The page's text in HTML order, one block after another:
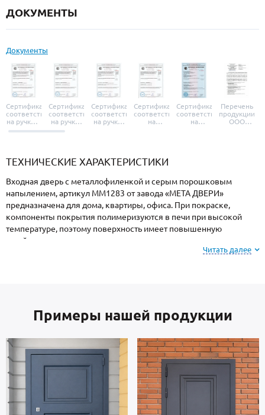
ДОКУМЕНТЫ
Документы
Сертификат
соответствия
на ручки и
броненакладки
Сертификат
соответствия
на ручки-
защелки
Сертификат
соответствия
на ручки-
Сертификат
соответствия
на
Сертификат
соответствия
на
Перечень
продукции
ООО
ТЕХНИЧЕСКИЕ ХАРАКТЕРИСТИКИ
Входная дверь с металлофиленкой и серым порошковым
напылением, артикул ММ1283 от завода «МЕТА ДВЕРИ»
предназначена для дома, квартиры, офиса. При покраске,
компоненты покрытия полимеризуются в печи при высокой
температуре, поэтому поверхность имеет повышенную
устойчивость к сколам и царапинам, перепадам температур,
вариантов, представленных на сайте или из
образцов у специалиста по замерам.
В основе двери — сталь металлопрокат производства Россия,
толщиной 2 мм. Изнутри отделка: МДФ. В комплектацию двери
входят замки 4-го класса взломостойкости.
В полости створки имеется утеплитель пеноплекс. Уплотнение: 2
Читать далее
Примеры нашей продукции